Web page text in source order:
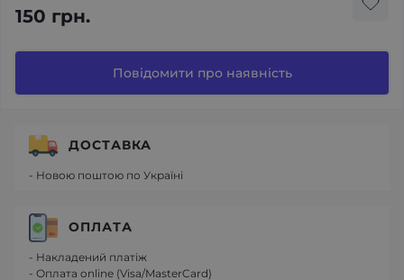
150 грн.
Повідомити про наявність
ДОСТАВКА
- Новою поштою по Україні
ОПЛАТА
- Накладений платіж
- Оплата online (Visa/MasterCard)